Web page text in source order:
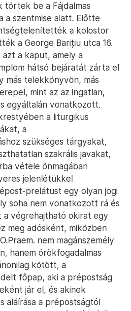
be a Fájdalmas
a szentmise alatt. Előtte
a kolostor
a George Barițiu utca 16.
a kaput, amely a
hátsó bejáratát zárta el
más telekkönyvön, más
mint az az ingatlan,
egyáltalán vonatkozott.
a liturgikus
a
szükséges tárgyakat,
szakrális javakat,
vétele önmagában
jelenlétükkel
prelátust egy olyan jogi
soha nem vonatkozott rá és
a végrehajtható okirat egy
meg adósként, miközben
nem magánszemély
hanem örökfogadalmas
kötött, a
főpap, aki a prépostság
jár el, és akinek
aláírása a prépostságtól